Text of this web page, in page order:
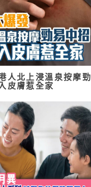
人北上浸溫泉按摩勁
皮膚惹全家